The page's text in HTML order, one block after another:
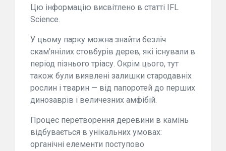
Цю інформацію висвітлено в статті IFL
Science.
У цьому парку можна знайти безліч
скам'янілих стовбурів дерев, які існували в
період пізнього тріасу. Окрім цього, тут
також були виявлені залишки стародавніх
рослин і тварин — від папоротей до перших
динозаврів і величезних амфібій.
Процес перетворення деревини в камінь
відбувається в унікальних умовах:
органічні елементи поступово